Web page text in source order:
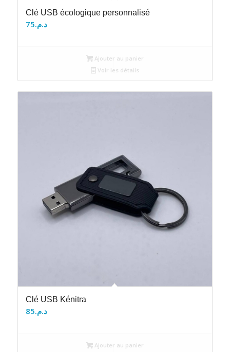
Clé USB écologique personnalisé
د.م.75
Ajouter au panier
Voir les détails
Clé USB Kénitra
د.م.85
Ajouter au panier